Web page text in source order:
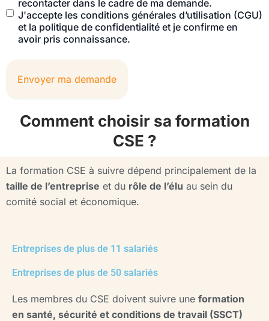
recontacter dans le cadre de ma demande.
J'accepte les conditions générales d’utilisation (CGU)
et la politique de confidentialité et je confirme en
avoir pris connaissance.
Envoyer ma demande
Comment choisir sa formation
CSE ?
La formation CSE à suivre dépend principalement de la
taille de l’entreprise et du rôle de l’élu au sein du
comité social et économique.
Entreprises de plus de 11 salariés
Entreprises de plus de 50 salariés
Les membres du CSE doivent suivre une formation
en santé, sécurité et conditions de travail (SSCT)